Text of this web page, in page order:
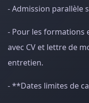
- Admission parallèle
- Pour les formations
avec CV et lettre de
entretien.
- **Dates limites de